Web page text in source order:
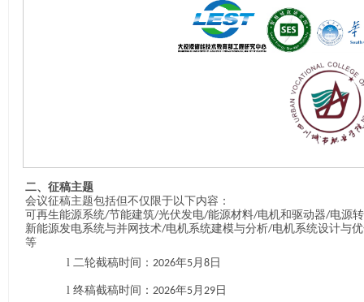
二、征稿主题
会议征稿主题包括但不仅限于以下内容：
可再生能源系统/节能建筑/光伏发电/能源材料/电机和驱动器/电源
新能源发电系统与并网技术/电机系统建模与分析/电机系统设计与
等
l二轮截稿时间：2026年5月8 日
l终稿截稿时间：2026年5月29 日